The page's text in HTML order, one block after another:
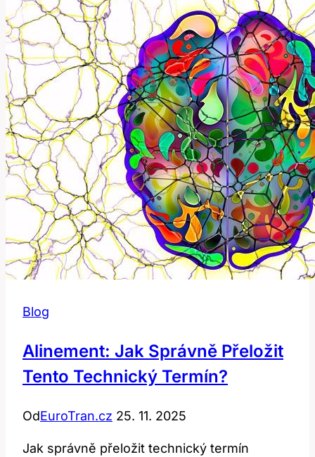
Historický
Anglický
Výraz
Znamená?
Blog
Alinement: Jak Správně Přeložit
Tento Technický Termín?
OdEuroTran.cz 25. 11. 2025
Jak správně přeložit technický termín